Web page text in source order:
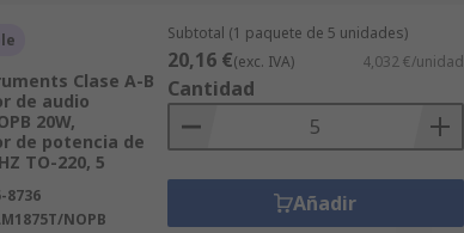
Clase A-B
de audio
20W,
de potencia de
TO-220, 5
8736
NOPB
Subtotal (1 paquete de 5 unidades)
20,16 €(exc. IVA) 4,032 €/unidad
Cantidad
Añadir